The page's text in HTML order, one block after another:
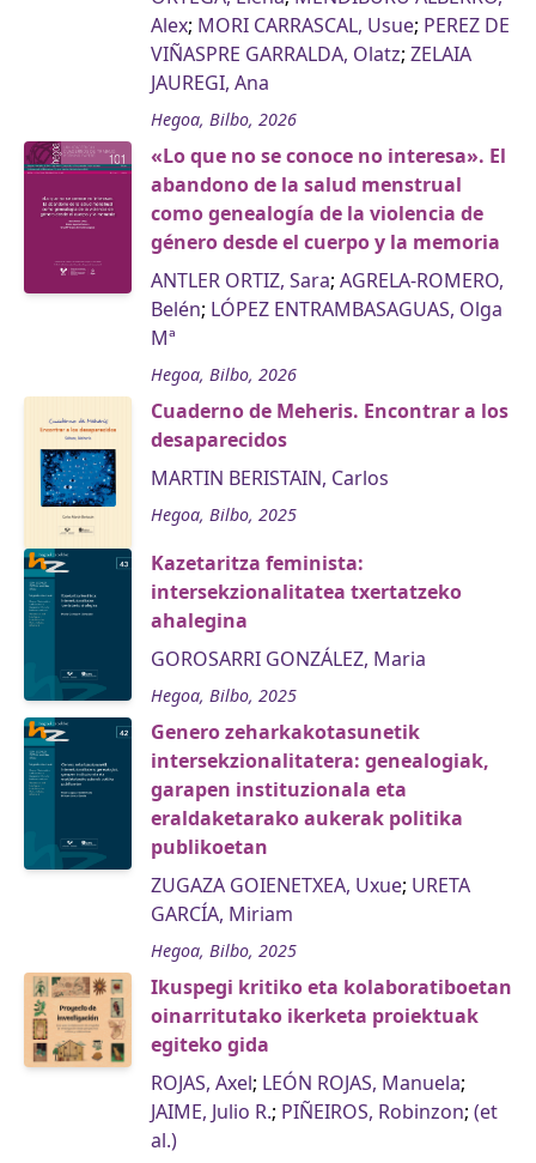
Alex; MORI CARRASCAL, Usue; PEREZ DE
VIÑASPRE GARRALDA, Olatz; ZELAIA
JAUREGI, Ana
Hegoa, Bilbo, 2026
«Lo que no se conoce no interesa». El
abandono de la salud menstrual
como genealogía de la violencia de
género desde el cuerpo y la memoria
ANTLER ORTIZ, Sara; AGRELA-ROMERO,
Belén; LÓPEZ ENTRAMBASAGUAS, Olga
Mª
Hegoa, Bilbo, 2026
Cuaderno de Meheris. Encontrar a los
desaparecidos
MARTIN BERISTAIN, Carlos
Hegoa, Bilbo, 2025
Kazetaritza feminista:
intersekzionalitatea txertatzeko
ahalegina
GOROSARRI GONZÁLEZ, Maria
Hegoa, Bilbo, 2025
Genero zeharkakotasunetik
intersekzionalitatera: genealogiak,
garapen instituzionala eta
eraldaketarako aukerak politika
publikoetan
ZUGAZA GOIENETXEA, Uxue; URETA
GARCÍA, Miriam
Hegoa, Bilbo, 2025
Ikuspegi kritiko eta kolaboratiboetan
oinarritutako ikerketa proiektuak
egiteko gida
ROJAS, Axel; LEÓN ROJAS, Manuela;
JAIME, Julio R.; PIÑEIROS, Robinzon; (et
al.)